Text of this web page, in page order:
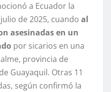
a Ecuador la
de 2025, cuando al
asesinadas en un
por sicarios en una
provincia de
Guayaquil. Otras 11
según confirmó la